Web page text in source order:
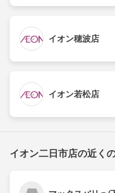
イオン穂波店
イオン若松店
イオン二日市店の近く